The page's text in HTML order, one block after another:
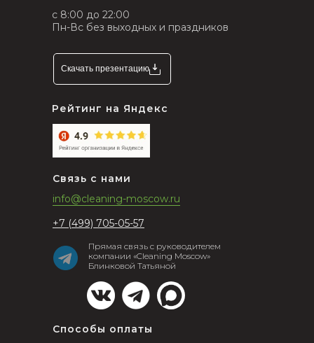
с 8:00 до 22:00
Пн-Вс без выходных и праздников
info@cleaning-moscow.ru
+7 (499) 705-05-57
Связь с нами
Способы оплаты
Рейтинг на Яндекс
Скачать презентацию
Прямая связь с руководителем
компании «Cleaning Moscow»
Блинковой Татьяной